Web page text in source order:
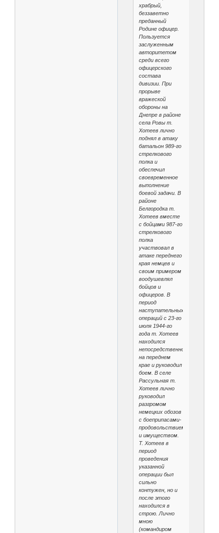
храбрый,
беззаветно
преданный
Родине офицер.
Пользуется
заслуженным
авторитетом
среди всего
офицерского
состава
дивизии. При
прорыве
вражеской
обороны на
Днепре в районе
села Ровы т.
Хотеев лично
поднял в атаку
батальон 989-го
стрелкового
полка и
обеспечил
своевременное
выполнение
боевой задачи. В
районе
Белгородка т.
Хотеев вместе
с бойцами 987-го
стрелкового
полка
участвовал в
атаке переднего
края немцев и
своим примером
воодушевлял
бойцов и
офицеров. В
период
наступательных
операций с 23-го
июля 1944-го
года т. Хотеев
находился
непосредственно
на переднем
крае и руководил
боем. В селе
Рассульная т.
Хотеев лично
руководил
разгромом
немецких обозов
с боеприпасами-
продовольствием
и имуществом.
Т. Хотеев в
период
проведения
указанной
операции был
сильно
контужен, но и
после этого
находился в
строю. Лично
мною
(командиром